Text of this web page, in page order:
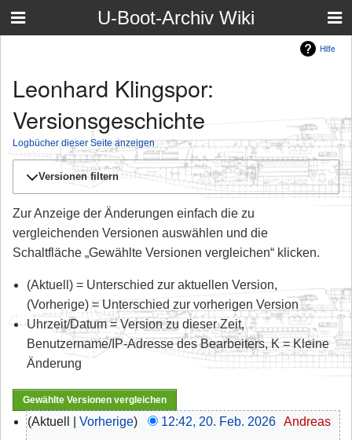
U-Boot-Archiv Wiki
Hilfe
Leonhard Klingspor:
Versionsgeschichte
Logbücher dieser Seite anzeigen
Versionen filtern
Zur Anzeige der Änderungen einfach die zu
vergleichenden Versionen auswählen und die
Schaltfläche „Gewählte Versionen vergleichen“ klicken.
(Aktuell) = Unterschied zur aktuellen Version,
(Vorherige) = Unterschied zur vorherigen Version
Uhrzeit/Datum = Version zu dieser Zeit,
Benutzername/IP-Adresse des Bearbeiters, K = Kleine
Änderung
Aktuell Vorherige 12:42, 20. Feb. 2026‎ Andreas